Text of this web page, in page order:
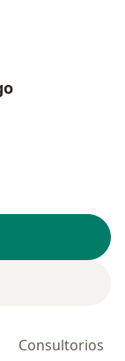
Consultorios